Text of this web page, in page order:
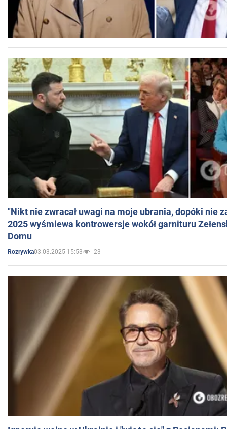
"Nikt nie zwracał uwagi na moje ubrania, dopóki nie
2025 wyśmiewa kontrowersje wokół garnituru
Domu
Rozrywka03.03.2025 15:53 23